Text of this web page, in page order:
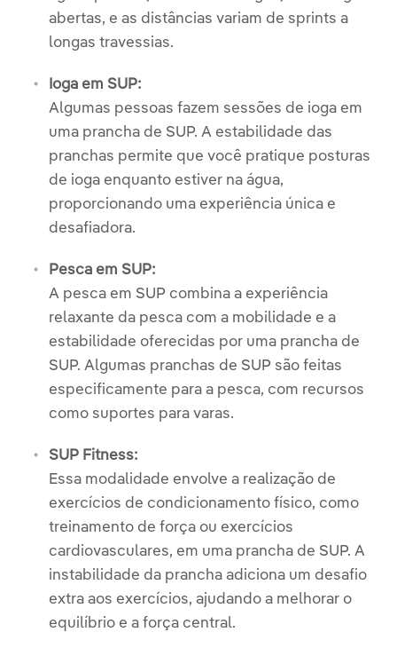
abertas, e as distâncias variam de sprints a
longas travessias.
Ioga em SUP:
Algumas pessoas fazem sessões de ioga em
uma prancha de SUP. A estabilidade das
pranchas permite que você pratique posturas
de ioga enquanto estiver na água,
proporcionando uma experiência única e
desafiadora.
Pesca em SUP:
A pesca em SUP combina a experiência
relaxante da pesca com a mobilidade e a
estabilidade oferecidas por uma prancha de
SUP. Algumas pranchas de SUP são feitas
especificamente para a pesca, com recursos
como suportes para varas.
SUP Fitness:
Essa modalidade envolve a realização de
exercícios de condicionamento físico, como
treinamento de força ou exercícios
cardiovasculares, em uma prancha de SUP. A
instabilidade da prancha adiciona um desafio
extra aos exercícios, ajudando a melhorar o
equilíbrio e a força central.